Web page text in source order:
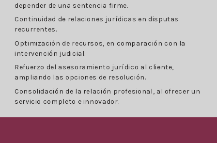
depender de una sentencia firme.
Continuidad de relaciones jurídicas en disputas
recurrentes.
Optimización de recursos, en comparación con la
intervención judicial.
Refuerzo del asesoramiento jurídico al cliente,
ampliando las opciones de resolución.
Consolidación de la relación profesional, al ofrecer un
servicio completo e innovador.